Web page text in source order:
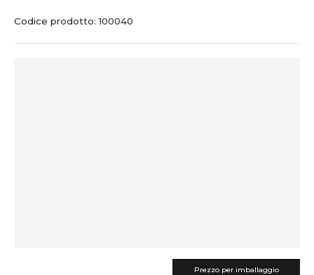
g
Codice prodotto:100040
Prezzo per imballaggio